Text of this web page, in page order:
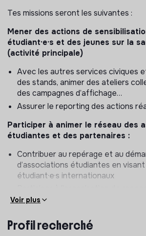
Tes missions seront les suivantes :
Mener des actions de
étudiant·e·s et des jeunes sur la
(activité principale)
Avec les autres services civiques
des stands, animer des ateliers
des campagnes d’affichage…
Assurer le reporting des actions
Participer à animer le réseau des
étudiantes et des partenaires :
Contribuer au repérage et au
d’associations étudiantes en visant
étudiant·e·s internationaux
événements sur la santé mentale
antennes
Voir plus
Profil recherché